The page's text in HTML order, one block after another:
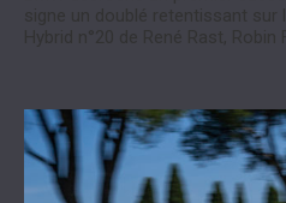
signe un doublé retentissant sur
Hybrid n°20 de René Rast, Robin